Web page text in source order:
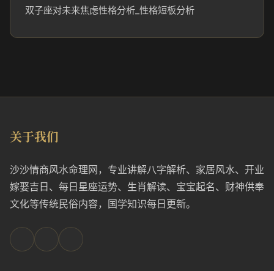
双子座对未来焦虑性格分析_性格短板分析
关于我们
沙沙情商风水命理网，专业讲解八字解析、家居风水、开业
嫁娶吉日、每日星座运势、生肖解读、宝宝起名、财神供奉
文化等传统民俗内容，国学知识每日更新。